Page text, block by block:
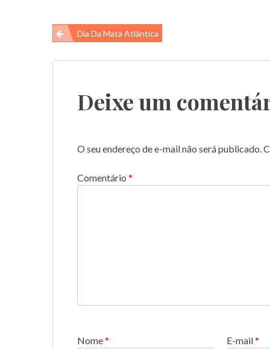
Navegação
de
Dia Da Mata Atlântica
Deixe um
O seu endereço de e-mail não será publicado.
Comentário *
Nome* E-mail*